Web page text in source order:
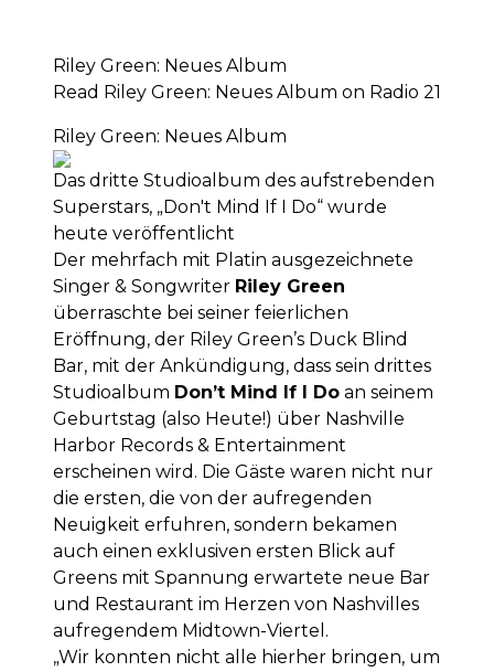
Riley Green: Neues Album
Read Riley Green: Neues Album on Radio 21
Riley Green: Neues Album
Das dritte Studioalbum des aufstrebenden
Superstars, „Don't Mind If I Do“ wurde
heute veröffentlicht
Der mehrfach mit Platin ausgezeichnete
Singer & Songwriter Riley Green
überraschte bei seiner feierlichen
Eröffnung, der Riley Green’s Duck Blind
Bar, mit der Ankündigung, dass sein drittes
Studioalbum Don’t Mind If I Do an seinem
Geburtstag (also Heute!) über Nashville
Harbor Records & Entertainment
erscheinen wird. Die Gäste waren nicht nur
die ersten, die von der aufregenden
Neuigkeit erfuhren, sondern bekamen
auch einen exklusiven ersten Blick auf
Greens mit Spannung erwartete neue Bar
und Restaurant im Herzen von Nashvilles
aufregendem Midtown-Viertel.
„Wir konnten nicht alle hierher bringen, um